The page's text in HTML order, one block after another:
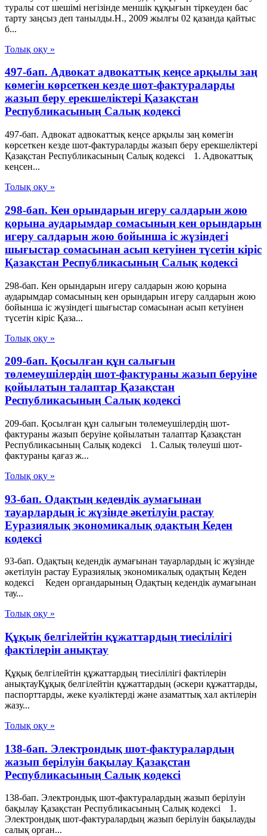
туралы сот шешімі негізінде меншік құқығын тіркеуден бас
тарту заңсыз деп танылды.Н., 2009 жылғы 02 қазанда қайтыс
б...
Толық оқу »
497-бап. Адвокат адвокаттық кеңсе арқылы заң
көмегін көрсеткен кезде шот-фактураларды
жазып беру ерекшеліктері Қазақстан
Республикасының Салық кодексі
497-бап. Адвокат адвокаттық кеңсе арқылы заң көмегін
көрсеткен кезде шот-фактураларды жазып беру ерекшеліктері
Қазақстан Республикасының Салық кодексі 1. Адвокаттық
кеңсен...
Толық оқу »
298-бап. Кен орындарын игеру салдарын жою
қорына аударымдар сомасының кен орындарын
игеру салдарын жою бойынша іс жүзіндегі
шығыстар сомасынан асып кетуiнен түсетін кіріс
Қазақстан Республикасының Салық кодексі
298-бап. Кен орындарын игеру салдарын жою қорына
аударымдар сомасының кен орындарын игеру салдарын жою
бойынша іс жүзіндегі шығыстар сомасынан асып кетуiнен
түсетін кіріс Қаза...
Толық оқу »
209-бап. Қосылған құн салығын
төлемеушілердің шот-фактураны жазып беруіне
қойылатын талаптар Қазақстан
Республикасының Салық кодексі
209-бап. Қосылған құн салығын төлемеушілердің шот-
фактураны жазып беруіне қойылатын талаптар Қазақстан
Республикасының Салық кодексі 1. Салық төлеуші шот-
фактураны қағаз ж...
Толық оқу »
93-бап. Одақтың кедендік аумағынан
тауарлардың іс жүзінде әкетілуін растау
Еуразиялық экономикалық одақтың Кеден
кодексі
93-бап. Одақтың кедендік аумағынан тауарлардың іс жүзінде
әкетілуін растау Еуразиялық экономикалық одақтың Кеден
кодексі Кеден органдарының Одақтың кедендік аумағынан
тау...
Толық оқу »
Құқық белгілейтін құжаттардың тиесілілігі
фактілерін анықтау
Құқық белгілейтін құжаттардың тиесілілігі фактілерін
анықтауҚұқық белгілейтін құжаттардың (әскери құжаттарды,
паспорттарды, жеке куәліктерді және азаматтық хал актілерін
жазу...
Толық оқу »
138-бап. Электрондық шот-фактуралардың
жазып берілуін бақылау Қазақстан
Республикасының Салық кодексі
138-бап. Электрондық шот-фактуралардың жазып берілуін
бақылау Қазақстан Республикасының Салық кодексі 1.
Электрондық шот-фактуралардың жазып берілуін бақылауды
салық орган...